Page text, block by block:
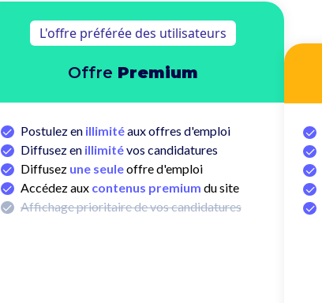
L'offre préférée des utilisateurs
Offre Premium
✓ Postulez en illimitéaux offres d'emploi
✓ Diffusez en illimitévos candidatures
✓ Diffusez une seuleoffre d'emploi
✓ Accédez aux contenus premium du site
✓ Affichage prioritaire de vos candidatures
✓
✓
✓
✓
✓